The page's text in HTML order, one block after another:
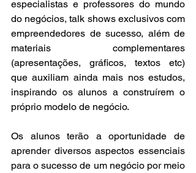
especialistas e professores do mundo
do negócios, talk shows exclusivos com
empreendedores de sucesso, além de
materiais complementares
(apresentações, gráficos, textos etc)
que auxiliam ainda mais nos estudos,
inspirando os alunos a construírem o
próprio modelo de negócio.
Os alunos terão a oportunidade de
aprender diversos aspectos essenciais
para o sucesso de um negócio por meio